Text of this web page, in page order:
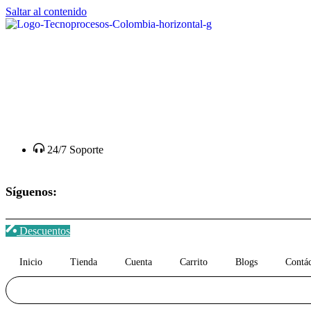
Saltar al contenido
24/7 Soporte
Síguenos:
Descuentos
Inicio Tienda Cuenta Carrito Blogs